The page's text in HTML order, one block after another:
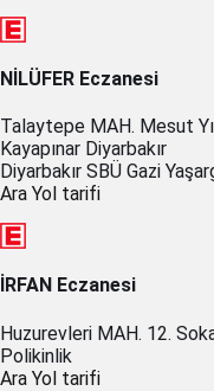
NİLÜFER Eczanesi
Talaytepe MAH. Mesut
Kayapınar Diyarbakır
Diyarbakır SBÜ Gazi
Ara Yol tarifi
İRFAN Eczanesi
Huzurevleri MAH. 12.
Polikinlik
Ara Yol tarifi